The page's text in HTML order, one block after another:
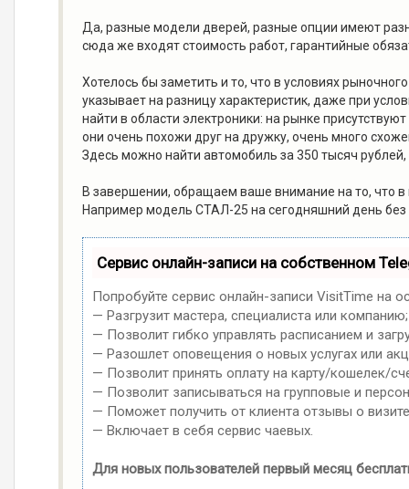
Да, разные модели дверей, разные опции имеют
сюда же входят стоимость работ, гарантийные
Хотелось бы заметить и то, что в условиях
указывает на разницу характеристик, даже при
найти в области электроники: на рынке
они очень похожи друг на дружку, очень много
Здесь можно найти автомобиль за 350 тысяч
В завершении, обращаем ваше внимание на то, что
Например модель СТАЛ-25 на сегодняшний день без
Сервис онлайн-записи на собственном
Попробуйте сервис онлайн-записи VisitTime на
— Разгрузит мастера, специалиста или компанию;
— Позволит гибко управлять расписанием и
— Разошлет оповещения о новых услугах или
— Позволит принять оплату на карту/кошелек/
— Позволит записываться на групповые и
— Поможет получить от клиента отзывы о
— Включает в себя сервис чаевых.
Для новых пользователей первый месяц